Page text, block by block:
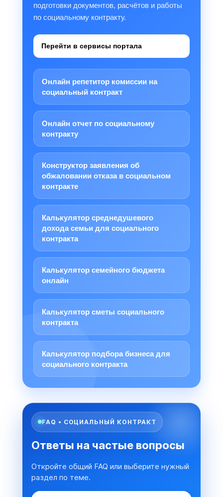
подготовки документов, расчётов и работы
по социальному контракту.
Перейти в сервисы портала
Онлайн репетитор комиссии на
социальный контракт
Онлайн отчет по социальному
контракту
Конструктор заявления об
обжаловании отказа в социальном
контракте
Калькулятор среднедушевого
дохода семьи для социального
контракта
Калькулятор семейного бюджета
онлайн
Калькулятор сметы социального
контракта
Калькулятор подбора бизнеса для
социального контракта
FAQ • СОЦИАЛЬНЫЙ КОНТРАКТ
Ответы на частые вопросы
Откройте общий FAQ или выберите нужный
раздел по теме.